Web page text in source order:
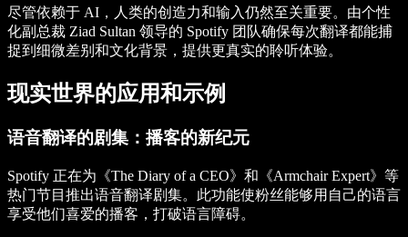
尽管依赖于 AI，人类的创造力和输入仍然至关重要。由个性
化副总裁 Ziad Sultan 领导的 Spotify 团队确保每次翻译都能捕
捉到细微差别和文化背景，提供更真实的聆听体验。
现实世界的应用和示例
语音翻译的剧集：播客的新纪元
Spotify 正在为《The Diary of a CEO》和《Armchair Expert》等
热门节目推出语音翻译剧集。此功能使粉丝能够用自己的语言
享受他们喜爱的播客，打破语言障碍。